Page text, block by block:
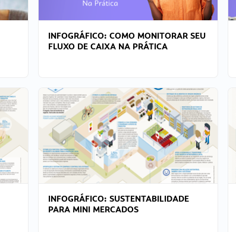
INFOGRÁFICO: COMO MONITORAR SEU
FLUXO DE CAIXA NA PRÁTICA
INFOGRÁFICO: SUSTENTABILIDADE
PARA MINI MERCADOS